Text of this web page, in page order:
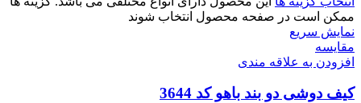
ممکن است در صفحه محصول انتخاب شوند
نمایش سریع
مقايسه
افزودن به علاقه مندی
کیف دوشی دو بند باهو کد 3644